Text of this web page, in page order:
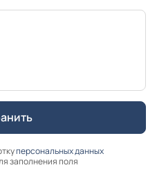
персональных данных
заполнения поля